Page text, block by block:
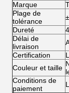
Marque
Plage de
tolérance
Dureté
Délai de
livraison
Certification
Couleur et taille
Conditions de
paiement